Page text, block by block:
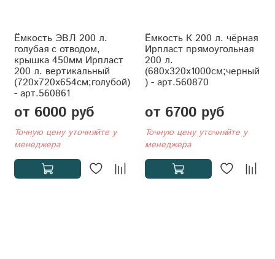
Ёмкость ЭВЛ 200 л.
голубая с отводом,
крышка 450мм Ирпласт
200 л. вертикальный
(720x720x654см;голубой)
- арт.560861
от 6000 руб
Точную цену уточняйте у
менеджера
Ёмкость К 200 л. чёрная
Ирпласт прямоугольная
200 л.
(680x320x1000см;черный
) - арт.560870
от 6700 руб
Точную цену уточняйте у
менеджера